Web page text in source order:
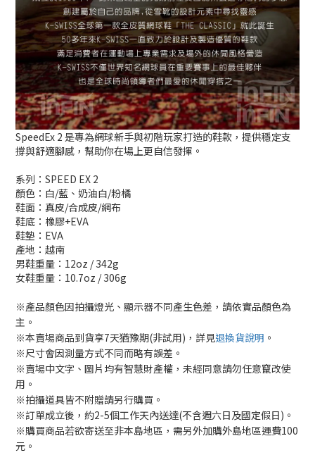
SpeedEx 2 是專為網球新手與初階玩家打造的鞋款，提供穩定支
撐與舒適腳感，幫助你在場上更自信發揮。
系列：SPEED EX 2
顏色：白/藍、奶油白/粉橘
鞋面：真皮/合成皮/網布
鞋底：橡膠+EVA
鞋墊：EVA
產地：越南
男鞋重量：12oz / 342g
女鞋重量：10.7oz / 306g
※產品顏色因拍攝燈光、顯示器不同產生色差，請依實品顏色為
主。
※本賣場商品到貨享7天猶豫期(非試用)，詳見退換貨說明 。
※尺寸會因測量方式不同而略有誤差。
※賣場中文字、圖片均有智慧財產權，未經同意請勿任意竄改使
用。
※拍攝道具皆不附贈請另行購買。
※訂單成立後，約2-5個工作天內送達(不含週六日及國定假日)。
※購買商品若欲寄送至非本島地區，需另外加購外島地區運費100
元。